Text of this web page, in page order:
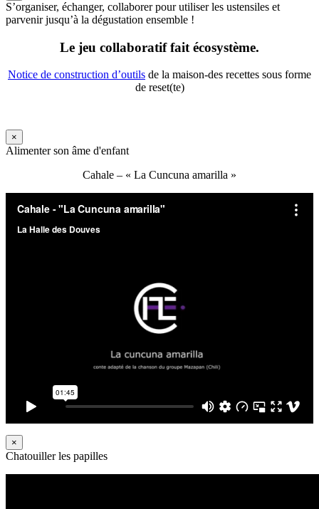
S’organiser, échanger, collaborer pour utiliser les ustensiles et
parvenir jusqu’à la dégustation ensemble !
Le jeu collaboratif fait écosystème.
Notice de construction d’outils de la maison-des recettes sous forme
de reset(te)
×
Alimenter son âme d'enfant
Cahale – « La Cuncuna amarilla »
×
Chatouiller les papilles